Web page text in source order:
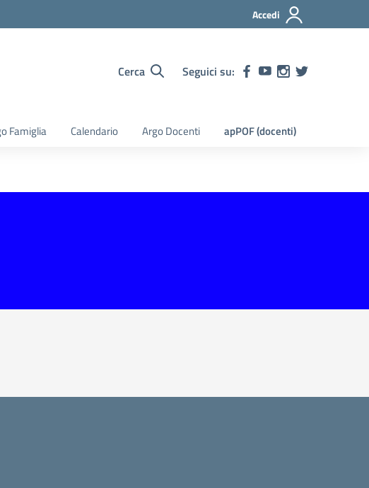
Accedi
Cerca Seguici su:
Famiglia Calendario Argo Docenti apPOF (docenti)